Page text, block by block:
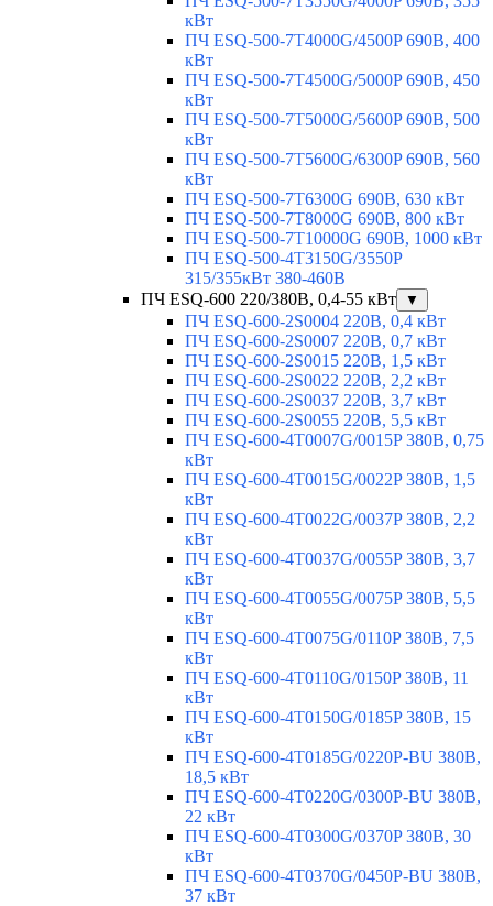
кВт
ПЧ ESQ-500-7T4000G/4500P 690В, 400
кВт
ПЧ ESQ-500-7T4500G/5000P 690В, 450
кВт
ПЧ ESQ-500-7T5000G/5600P 690В, 500
кВт
ПЧ ESQ-500-7T5600G/6300P 690В, 560
кВт
ПЧ ESQ-500-7T6300G 690В, 630 кВт
ПЧ ESQ-500-7T8000G 690В, 800 кВт
ПЧ ESQ-500-7T10000G 690В, 1000 кВт
ПЧ ESQ-500-4T3150G/3550P
315/355кВт 380-460В
ПЧ ESQ-600 220/380В, 0,4-55 кВт
▼
ПЧ ESQ-600-2S0004 220В, 0,4 кВт
ПЧ ESQ-600-2S0007 220В, 0,7 кВт
ПЧ ESQ-600-2S0015 220В, 1,5 кВт
ПЧ ESQ-600-2S0022 220В, 2,2 кВт
ПЧ ESQ-600-2S0037 220В, 3,7 кВт
ПЧ ESQ-600-2S0055 220В, 5,5 кВт
ПЧ ESQ-600-4T0007G/0015P 380В, 0,75
кВт
ПЧ ESQ-600-4T0015G/0022P 380В, 1,5
кВт
ПЧ ESQ-600-4T0022G/0037P 380В, 2,2
кВт
ПЧ ESQ-600-4T0037G/0055P 380В, 3,7
кВт
ПЧ ESQ-600-4T0055G/0075P 380В, 5,5
кВт
ПЧ ESQ-600-4T0075G/0110P 380В, 7,5
кВт
ПЧ ESQ-600-4T0110G/0150P 380В, 11
кВт
ПЧ ESQ-600-4T0150G/0185P 380В, 15
кВт
ПЧ ESQ-600-4T0185G/0220P-BU 380В,
18,5 кВт
ПЧ ESQ-600-4T0220G/0300P-BU 380В,
22 кВт
ПЧ ESQ-600-4T0300G/0370P 380В, 30
кВт
ПЧ ESQ-600-4T0370G/0450P-BU 380В,
37 кВт